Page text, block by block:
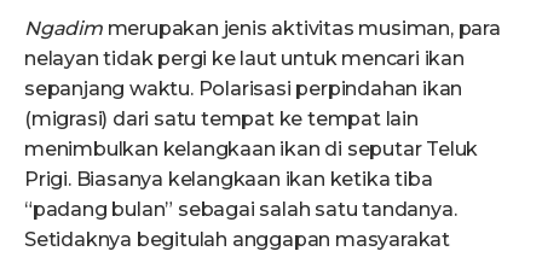
Ngadimmerupakan jenis aktivitas musiman, para
nelayan tidak pergi ke laut untuk mencari ikan
sepanjang waktu. Polarisasi perpindahan ikan
(migrasi) dari satu tempat ke tempat lain
menimbulkan kelangkaan ikan di seputar Teluk
Prigi. Biasanya kelangkaan ikan ketika tiba
“padang bulan” sebagai salah satu tandanya.
Setidaknya begitulah anggapan masyarakat